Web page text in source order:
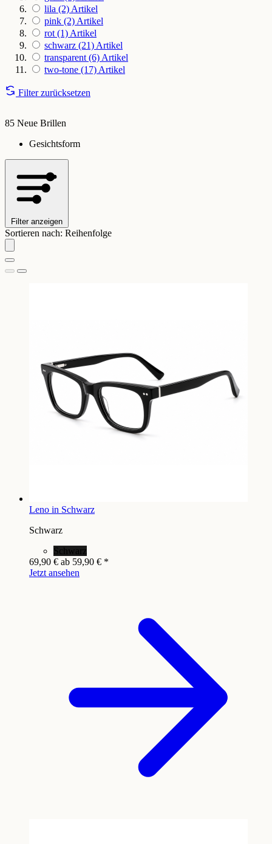
lila (2) Artikel
pink (2) Artikel
rot (1) Artikel
schwarz (21) Artikel
transparent (6) Artikel
two-tone (17) Artikel
Filter zurücksetzen
85 Neue Brillen
Gesichtsform
Filter anzeigen
Sortieren nach: Reihenfolge
Leno in Schwarz
Schwarz
Schwarz
69,90 € ab 59,90 € *
Jetzt ansehen